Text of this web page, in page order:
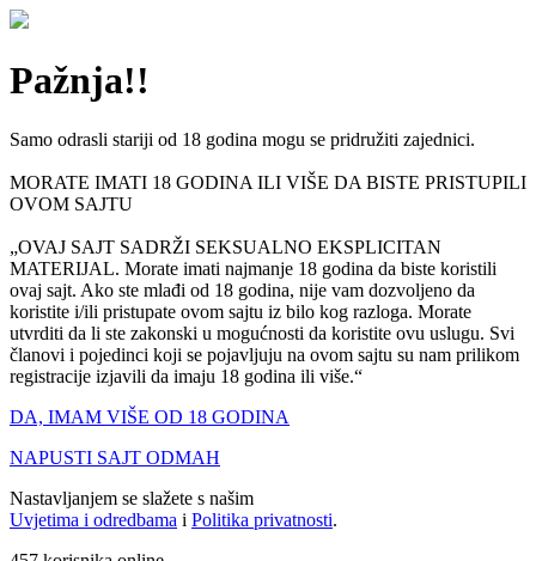
Pažnja!!
Samo odrasli stariji od 18 godina mogu se pridružiti zajednici.
MORATE IMATI 18 GODINA ILI VIŠE DA BISTE PRISTUPILI
OVOM SAJTU
„OVAJ SAJT SADRŽI SEKSUALNO EKSPLICITAN
MATERIJAL. Morate imati najmanje 18 godina da biste koristili
ovaj sajt. Ako ste mlađi od 18 godina, nije vam dozvoljeno da
koristite i/ili pristupate ovom sajtu iz bilo kog razloga. Morate
utvrditi da li ste zakonski u mogućnosti da koristite ovu uslugu. Svi
članovi i pojedinci koji se pojavljuju na ovom sajtu su nam prilikom
registracije izjavili da imaju 18 godina ili više.“
DA, IMAM VIŠE OD 18 GODINA
NAPUSTI SAJT ODMAH
Nastavljanjem se slažete s našim
Uvjetima i odredbama i Politika privatnosti.